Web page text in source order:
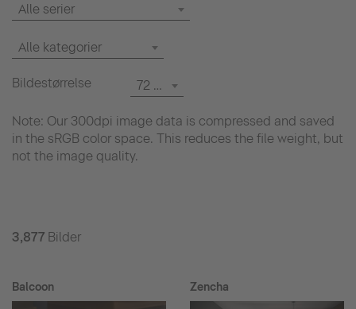
Alle serier
Alle kategorier
Bildestørrelse 72 dpi
Note: Our 300dpi image data is compressed and saved
in the sRGB color space. This reduces the file weight, but
not the image quality.
3,877 Bilder
Balcoon Zencha